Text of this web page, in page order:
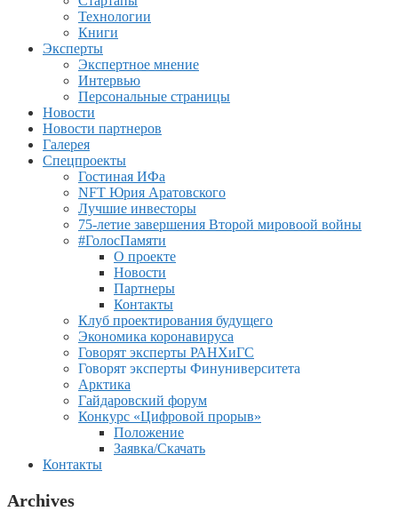
Технологии
Книги
Эксперты
Экспертное мнение
Интервью
Персональные страницы
Новости
Новости партнеров
Галерея
Спецпроекты
Гостиная ИФа
NFT Юрия Аратовского
Лучшие инвесторы
75-летие завершения Второй мировоой войны
#ГолосПамяти
О проекте
Новости
Партнеры
Контакты
Клуб проектирования будущего
Экономика коронавируса
Говорят эксперты РАНХиГС
Говорят эксперты Финуниверситета
Арктика
Гайдаровский форум
Конкурс «Цифровой прорыв»
Положение
Заявка/Скачать
Контакты
Archives